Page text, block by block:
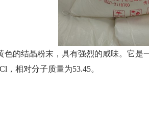
色的结晶粉末，具有强烈的咸味。它
，相对分子质量为53.45。